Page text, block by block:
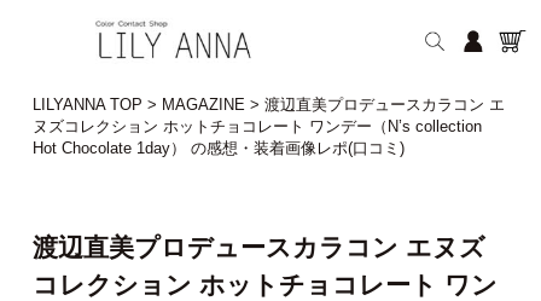
LILYANNA TOP > MAGAZINE> 渡辺直美プロデュースカラコン エ
ヌズコレクション ホットチョコレート ワンデー（N’s collection
Hot Chocolate 1day） の感想・装着画像レポ(口コミ)
渡辺直美プロデュースカラコン エヌズ
コレクション ホットチョコレート ワン